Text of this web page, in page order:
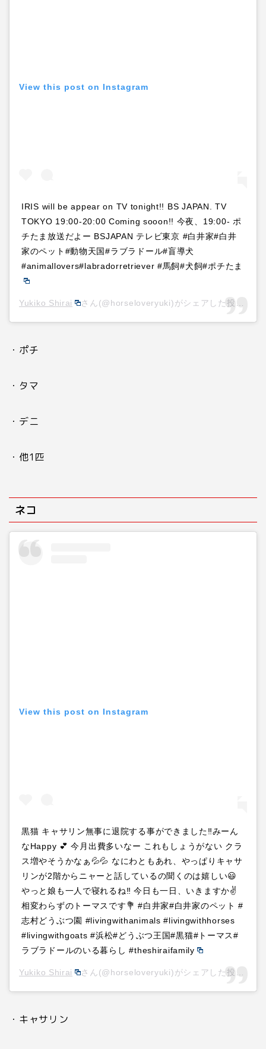
View this post on Instagram
IRIS will be appear on TV tonight!! BS JAPAN. TV
TOKYO 19:00-20:00 Coming sooon!! 今夜、19:00- ポ
チたま放送だよー BSJAPAN テレビ東京 #白井家#白井
家のペット#動物天国#ラブラドール#盲導犬
#animallovers#labradorretriever #馬飼#犬飼#ポチたま
Yukiko Shirai さん(@horseloveryuki)がシェアした投稿 –
・ポチ
・タマ
・デニ
・他1 匹
ネコ
View this post on Instagram
黒猫 キャサリン無事に退院する事ができました‼️みーん
なHappy 💕 今月出費多いなー これもしょうがない クラ
ス増やそうかなぁ💦💦 なにわともあれ、やっぱりキャサ
リンが2階からニャーと話しているの聞くのは嬉しい😃
やっと娘も一人で寝れるね‼️ 今日も一日、いきますか✌️
相変わらずのトーマスです💐 #白井家#白井家のペット #
志村どうぶつ園 #livingwithanimals #livingwithhorses
#livingwithgoats #浜松#どうぶつ王国#黒猫#トーマス#
ラブラドールのいる暮らし #theshiraifamily
Yukiko Shirai さん(@horseloveryuki)がシェアした投稿 –
・キャサリン